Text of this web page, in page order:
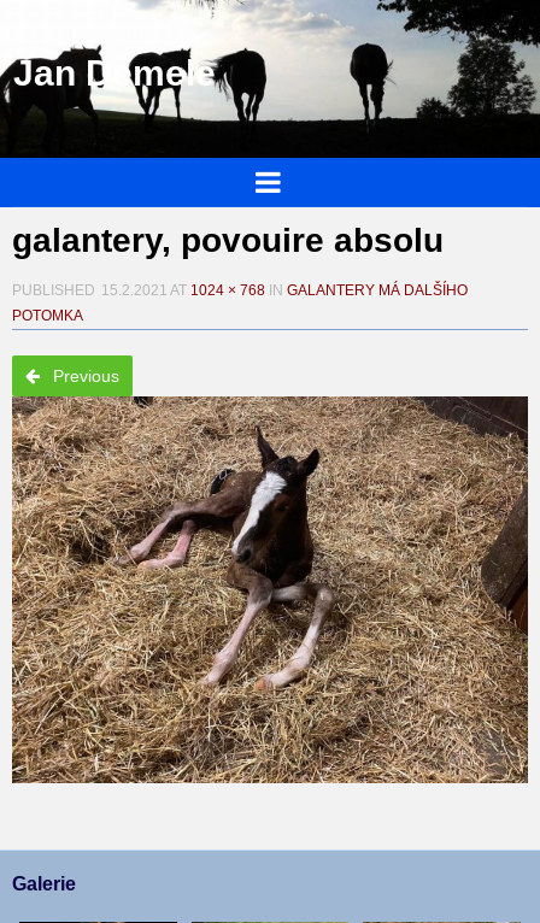
Jan Demele
galantery, povouire absolu
PUBLISHED 15.2.2021 AT 1024 × 768 IN GALANTERY MÁ DALŠÍHO
POTOMKA
Previous
Galerie